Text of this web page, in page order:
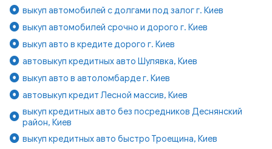
выкуп автомобилей с долгами под залог г. Киев
выкуп автомобилей срочно и дорого г. Киев
выкуп авто в кредите дорого г. Киев
автовыкуп кредитных авто Шулявка, Киев
выкуп авто в автоломбарде г. Киев
автовыкуп кредит Лесной массив, Киев
выкуп кредитных авто без посредников Деснянский
район, Киев
выкуп кредитных авто быстро Троещина, Киев